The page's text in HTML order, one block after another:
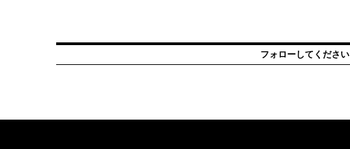
フォローしてください